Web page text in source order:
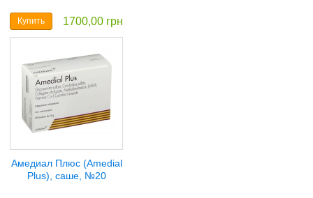
Купить 1700,00 грн
Амедиал Плюс (Amedial
Plus), саше, №20